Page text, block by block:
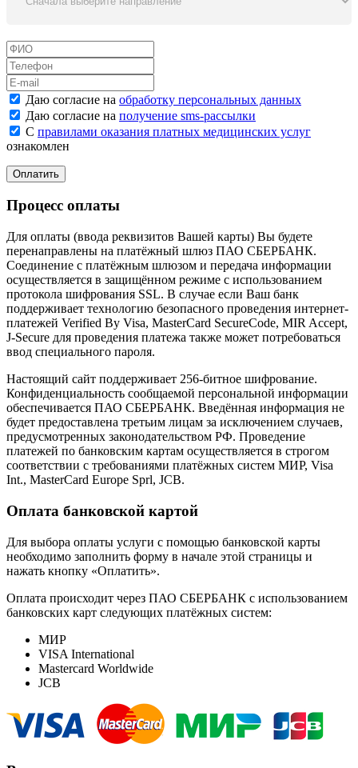
Даю согласие на обработку персональных данных
Даю согласие на получение sms-рассылки
С правилами оказания платных медицинских услуг
ознакомлен
Процесс оплаты
Для оплаты (ввода реквизитов Вашей карты) Вы будете
перенаправлены на платёжный шлюз ПАО СБЕРБАНК.
Соединение с платёжным шлюзом и передача информации
осуществляется в защищённом режиме с использованием
протокола шифрования SSL. В случае если Ваш банк
поддерживает технологию безопасного проведения интернет-
платежей Verified By Visa, MasterCard SecureCode, MIR Accept,
J-Secure для проведения платежа также может потребоваться
ввод специального пароля.
Настоящий сайт поддерживает 256-битное шифрование.
Конфиденциальность сообщаемой персональной информации
обеспечивается ПАО СБЕРБАНК. Введённая информация не
будет предоставлена третьим лицам за исключением случаев,
предусмотренных законодательством РФ. Проведение
платежей по банковским картам осуществляется в строгом
соответствии с требованиями платёжных систем МИР, Visa
Int., MasterCard Europe Sprl, JCB.
Оплата банковской картой
Для выбора оплаты услуги с помощью банковской карты
необходимо заполнить форму в начале этой страницы и
нажать кнопку «Оплатить».
Оплата происходит через ПАО СБЕРБАНК с использованием
банковских карт следующих платёжных систем:
МИР
VISA International
Mastercard Worldwide
JCB